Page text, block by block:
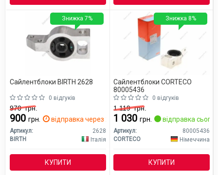
Сайлентблоки BIRTH 2628
0 відгуків
970грн.
900 грн. відправка через 2 дн.
Артикул:
2628
BIRTH
Італія
КУПИТИ
Знижка 7%
Сайлентблоки CORTECO
80005436
0 відгуків
1 119грн.
1 030 грн. відправка
Артикул:
80005436
CORTECO
Німеччина
КУПИТИ
Знижка 8%